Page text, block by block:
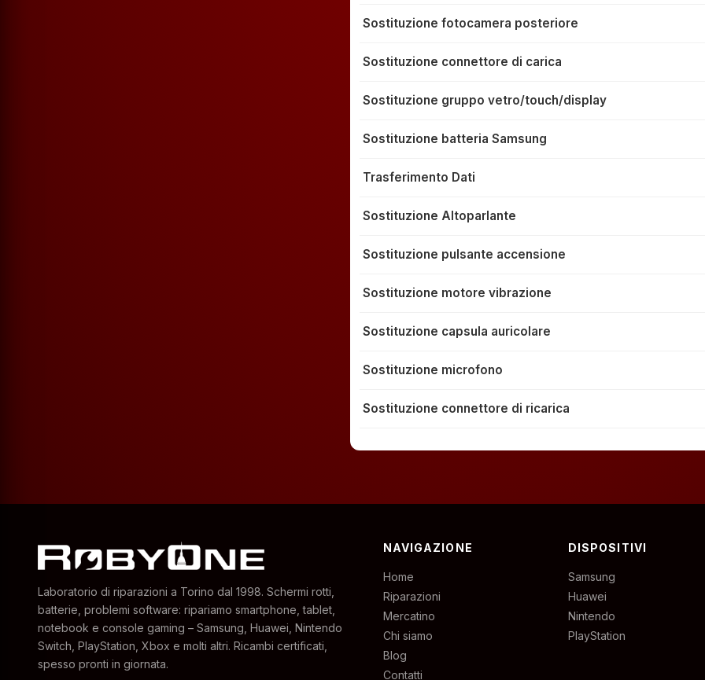
Sostituzione fotocamera posteriore
Sostituzione connettore di carica
Sostituzione gruppo vetro/touch/display
Sostituzione batteria Samsung
Trasferimento Dati
Sostituzione Altoparlante
Sostituzione pulsante accensione
Sostituzione motore vibrazione
Sostituzione capsula auricolare
Sostituzione microfono
Sostituzione connettore di ricarica
Laboratorio di riparazioni a Torino dal 1998. Schermi rotti,
batterie, problemi software: ripariamo smartphone, tablet,
notebook e console gaming – Samsung, Huawei, Nintendo
Switch, PlayStation, Xbox e molti altri. Ricambi certificati,
spesso pronti in giornata.
NAVIGAZIONE
Home
Riparazioni
Mercatino
Chi siamo
Blog
Contatti
DISPOSITIVI
Samsung
Huawei
Nintendo
PlayStation